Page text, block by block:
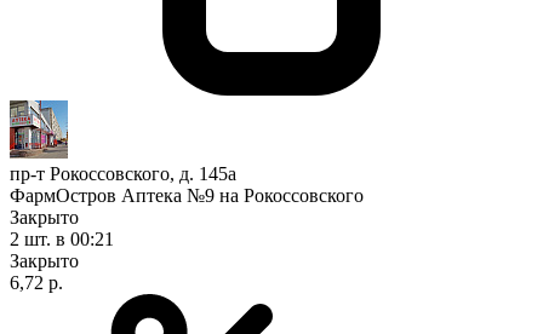
пр-т Рокоссовского, д. 145а
ФармОстров Аптека №9 на Рокоссовского
Закрыто
2 шт. в 00:21
Закрыто
6,72 р.